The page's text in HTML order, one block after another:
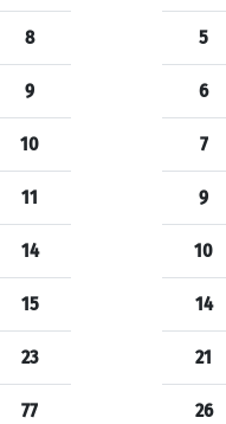
8
9
10
11
14
15
23
77
5
6
7
9
10
14
21
26